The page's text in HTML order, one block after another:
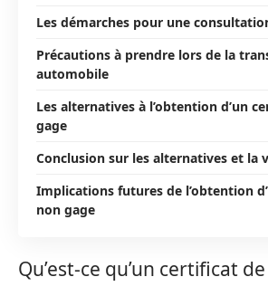
Les démarches pour une
Précautions à prendre lors de la
automobile
Les alternatives à l’obtention d’un
gage
Conclusion sur les alternatives et la
Implications futures de l’obtention
non gage
Qu’est-ce qu’un certificat